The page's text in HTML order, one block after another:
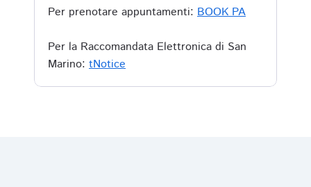
Per prenotare appuntamenti: BOOK PA
Per la Raccomandata Elettronica di San
Marino: tNotice